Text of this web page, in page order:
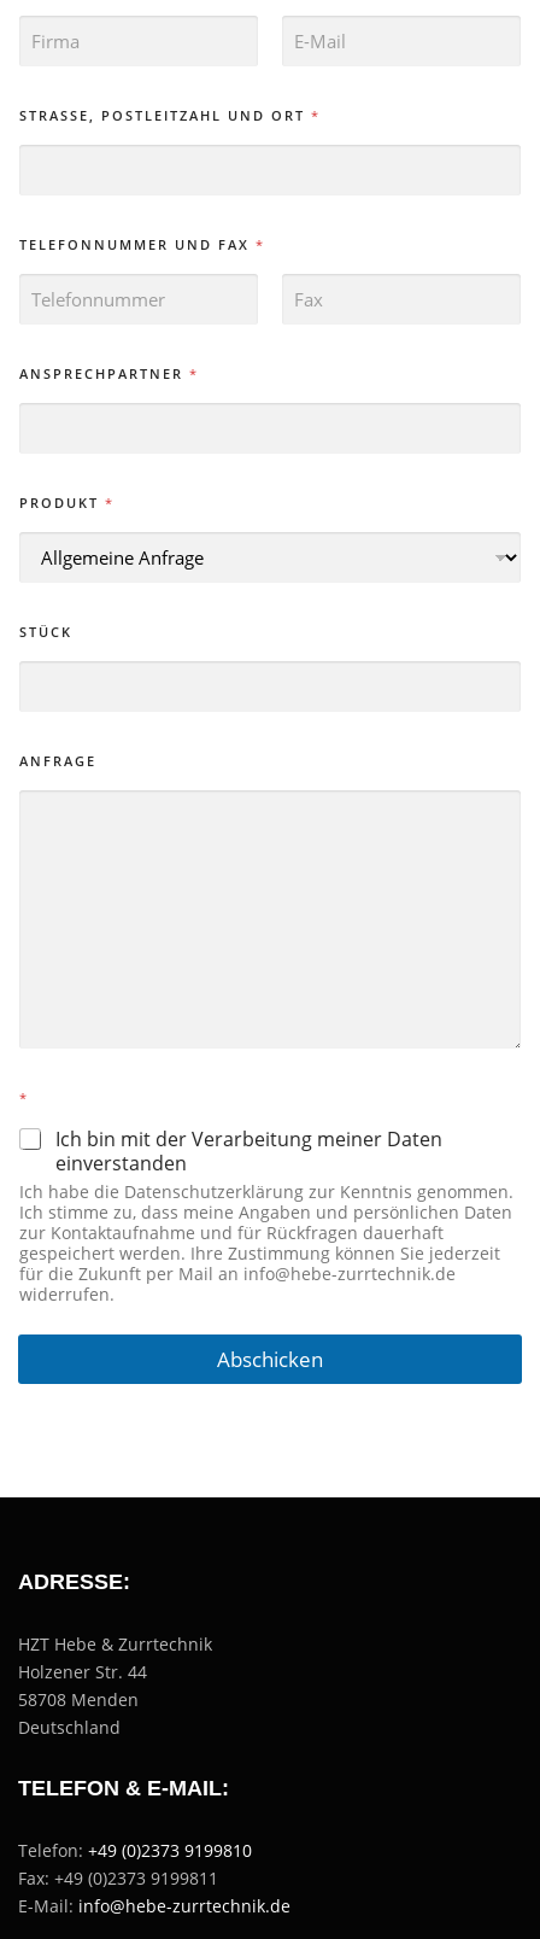
STRASSE, POSTLEITZAHL UND ORT *
TELEFONNUMMER UND FAX *
ANSPRECHPARTNER *
PRODUKT *
STÜCK
ANFRAGE
*
Ich bin mit der Verarbeitung meiner Daten
einverstanden
Ich habe die Datenschutzerklärung zur Kenntnis genommen.
Ich stimme zu, dass meine Angaben und persönlichen Daten
zur Kontaktaufnahme und für Rückfragen dauerhaft
gespeichert werden. Ihre Zustimmung können Sie jederzeit
für die Zukunft per Mail an info@hebe-zurrtechnik.de
widerrufen.
Abschicken
ADRESSE:
HZT Hebe & Zurrtechnik
Holzener Str. 44
58708 Menden
Deutschland
TELEFON & E-MAIL:
Telefon: +49 (0)2373 9199810
Fax: +49 (0)2373 9199811
E-Mail: info@hebe-zurrtechnik.de